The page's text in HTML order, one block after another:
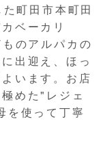
町田市本町田
ベーカリ
のアルパカの
出迎え、ほっ
います。お店
めた"レジェ
を使って丁寧